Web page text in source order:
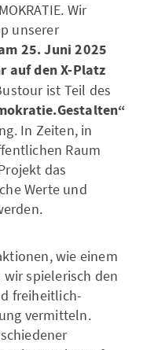
Wir
unserer
25. Juni 2025
auf den X-Platz
ist Teil des
In Zeiten, in
Raum
das
Werte und
wie einem
spielerisch den
freiheitlich-
vermitteln.